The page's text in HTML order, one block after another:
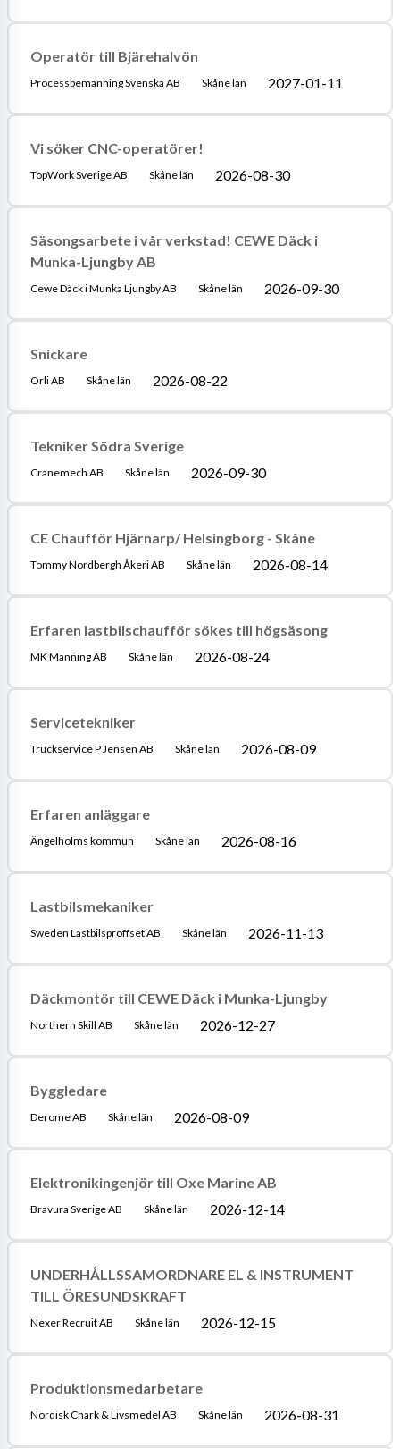
Operatör till Bjärehalvön
Processbemanning Svenska AB Skåne län 2027-01-11
Vi söker CNC-operatörer!
TopWork Sverige AB Skåne län 2026-08-30
Säsongsarbete i vår verkstad! CEWE Däck i
Munka-Ljungby AB
Cewe Däck i Munka Ljungby AB Skåne län 2026-09-30
Snickare
Orli AB Skåne län 2026-08-22
Tekniker Södra Sverige
Cranemech AB Skåne län 2026-09-30
CE Chaufför Hjärnarp/ Helsingborg - Skåne
Tommy Nordbergh Åkeri AB Skåne län 2026-08-14
Erfaren lastbilschaufför sökes till högsäsong
MK Manning AB Skåne län 2026-08-24
Servicetekniker
Truckservice P Jensen AB Skåne län 2026-08-09
Erfaren anläggare
Ängelholms kommun Skåne län 2026-08-16
Lastbilsmekaniker
Sweden Lastbilsproffset AB Skåne län 2026-11-13
Däckmontör till CEWE Däck i Munka-Ljungby
Northern Skill AB Skåne län 2026-12-27
Byggledare
Derome AB Skåne län 2026-08-09
Elektronikingenjör till Oxe Marine AB
Bravura Sverige AB Skåne län 2026-12-14
UNDERHÅLLSSAMORDNARE EL & INSTRUMENT
TILL ÖRESUNDSKRAFT
Nexer Recruit AB Skåne län 2026-12-15
Produktionsmedarbetare
Nordisk Chark & Livsmedel AB Skåne län 2026-08-31